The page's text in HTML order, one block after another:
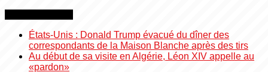
États-Unis : Donald Trump évacué du dîner des
correspondants de la Maison Blanche après des tirs
Au début de sa visite en Algérie, Léon XIV appelle au
«pardon»